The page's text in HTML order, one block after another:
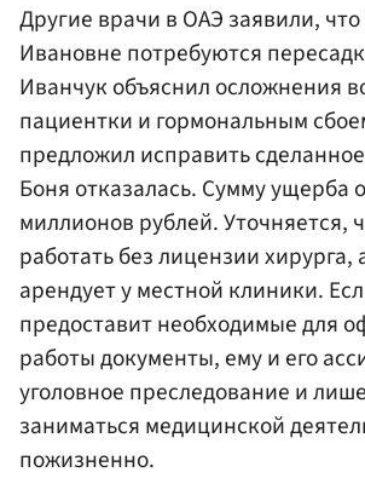
Другие врачи в ОАЭ заявили,
Ивановне потребуются
Иванчук объяснил осложнения
пациентки и гормональным
предложил исправить
Боня отказалась. Сумму ущерба
миллионов рублей. Уточняется,
работать без лицензии
арендует у местной клиники.
предоставит необходимые для
работы документы, ему и его
уголовное преследование и
заниматься медицинской
пожизненно.